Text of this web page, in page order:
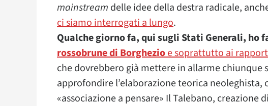
mainstream delle idee della destra radicale,
ci siamo interrogati a lungo.
Qualche giorno fa, qui sugli Stati Generali, ho
rossobrune di Borghezioe soprattutto ai
che dovrebbero già mettere in allarme chiunque
approfondire l’elaborazione teorica neoleghista,
«associazione a pensare» Il Talebano, creazione